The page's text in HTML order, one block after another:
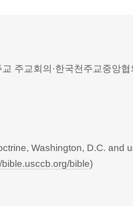
주교회의·한국천주교중앙
Washington, D.C. and
bible.usccb.org/bible)